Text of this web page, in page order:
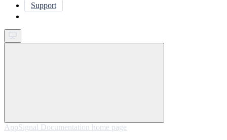
Support
AppSignal Documentation home page